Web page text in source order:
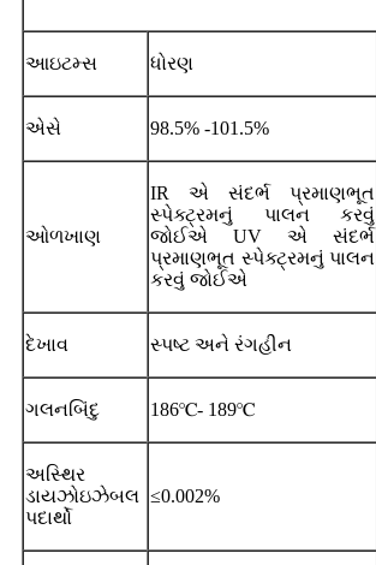
આઇટમ્સ ધોરણ
એસે 98.5% -101.5%
ઓળખાણ
IR એ સંદર્ભ પ્રમાણભૂત
સ્પેક્ટ્રમનું પાલન કરવું
જોઈએ UV એ સંદર્ભ
પ્રમાણભૂત સ્પેક્ટ્રમનું પાલન
કરવું જોઈએ
દેખાવ સ્પષ્ટ અને રંગહીન
ગલનબિંદુ 186℃- 189℃
અસ્થિર
ડાયઝોઇઝેબલ
પદાર્થો
≤0.002%